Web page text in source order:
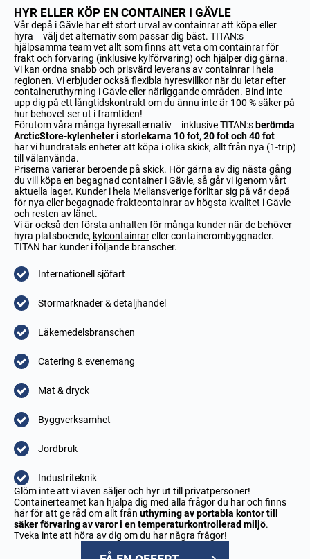
HYR ELLER KÖP EN CONTAINER I GÄVLE
Vår depå i Gävle har ett stort urval av containrar att köpa eller
hyra – välj det alternativ som passar dig bäst. TITAN:s
hjälpsamma team vet allt som finns att veta om containrar för
frakt och förvaring (inklusive kylförvaring) och hjälper dig gärna.
Vi kan ordna snabb och prisvärd leverans av containrar i hela
regionen. Vi erbjuder också flexibla hyresvillkor när du letar efter
containeruthyrning i Gävle eller närliggande områden. Bind inte
upp dig på ett långtidskontrakt om du ännu inte är 100 % säker på
hur behovet ser ut i framtiden!
Förutom våra många hyresalternativ – inklusive TITAN:s berömda
ArcticStore-kylenheter i storlekarna 10 fot, 20 fot och 40 fot–
har vi hundratals enheter att köpa i olika skick, allt från nya (1-trip)
till välanvända.
Priserna varierar beroende på skick. Hör gärna av dig nästa gång
du vill köpa en begagnad container i Gävle, så går vi igenom vårt
aktuella lager. Kunder i hela Mellansverige förlitar sig på vår depå
för nya eller begagnade fraktcontainrar av högsta kvalitet i Gävle
och resten av länet.
Vi är också den första anhalten för många kunder när de behöver
hyra platsboende, kylcontainrareller containerombyggnader.
TITAN har kunder i följande branscher.
Internationell sjöfart
Stormarknader & detaljhandel
Läkemedelsbranschen
Catering & evenemang
Mat & dryck
Byggverksamhet
Jordbruk
Industriteknik
Glöm inte att vi även säljer och hyr ut till privatpersoner!
Containerteamet kan hjälpa dig med alla frågor du har och finns
här för att ge råd om allt från uthyrning av portabla kontor till
säker förvaring av varor i en temperaturkontrollerad miljö.
Tveka inte att höra av dig om du har några frågor!